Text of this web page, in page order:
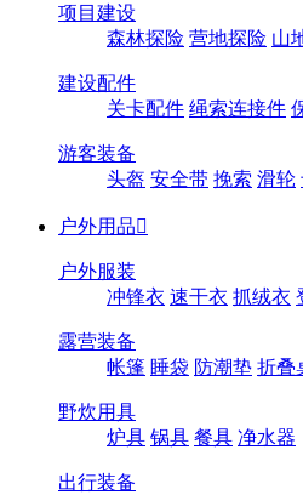
项目建设
森林探险 营地探险 山
建设配件
关卡配件 绳索连接件
游客装备
头盔 安全带 挽索 滑轮
户外用品
户外服装
冲锋衣 速干衣 抓绒衣
露营装备
帐篷 睡袋 防潮垫 折叠
野炊用具
炉具 锅具 餐具 净水器
出行装备